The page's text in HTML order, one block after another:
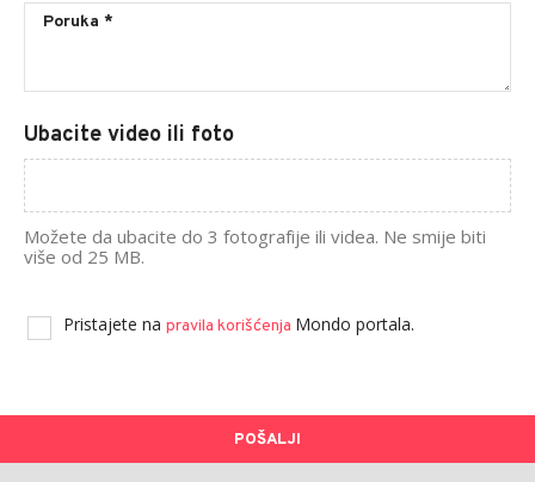
Ubacite video ili foto
Možete da ubacite do 3 fotografije ili videa. Ne smije biti
više od 25 MB.
Pristajete na pravila korišćenja Mondo portala.
POŠALJI